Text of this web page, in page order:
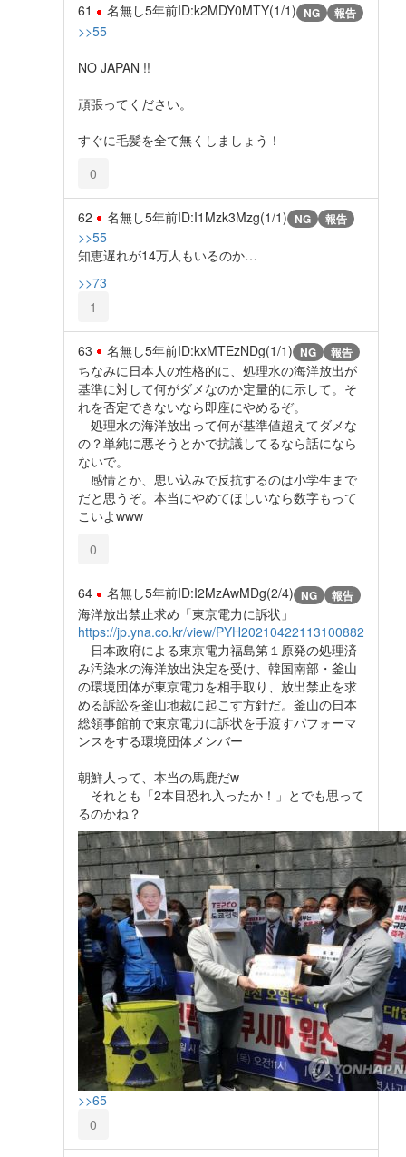
61 名無し5年前ID:k2MDY0MTY(1/1) NG 報告
>>55
NO JAPAN !!
頑張ってください。
すぐに毛髪を全て無くしましょう！
0
62 名無し5年前ID:I1Mzk3Mzg(1/1) NG 報告
>>55
知恵遅れが14万人もいるのか…
>>73
1
63 名無し5年前ID:kxMTEzNDg(1/1) NG 報告
ちなみに日本人の性格的に、処理水の海洋放出が
基準に対して何がダメなのか定量的に示して。そ
れを否定できないなら即座にやめるぞ。
処理水の海洋放出って何が基準値超えてダメな
の？単純に悪そうとかで抗議してるなら話になら
ないで。
感情とか、思い込みで反抗するのは小学生まで
だと思うぞ。本当にやめてほしいなら数字もって
こいよwww
0
64 名無し5年前ID:I2MzAwMDg(2/4) NG 報告
海洋放出禁止求め「東京電力に訴状」
https://jp.yna.co.kr/view/PYH20210422113100882
日本政府による東京電力福島第１原発の処理済
み汚染水の海洋放出決定を受け、韓国南部・釜山
の環境団体が東京電力を相手取り、放出禁止を求
める訴訟を釜山地裁に起こす方針だ。釜山の日本
総領事館前で東京電力に訴状を手渡すパフォーマ
ンスをする環境団体メンバー
朝鮮人って、本当の馬鹿だw
それとも「2本目恐れ入ったか！」とでも思って
るのかね？
>>65
0